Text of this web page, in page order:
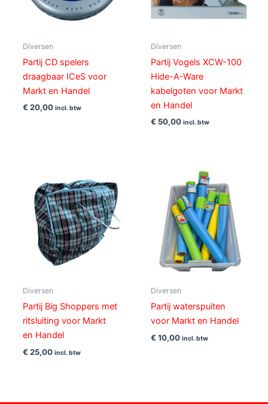
Diversen
Partij CD spelers
draagbaar ICeS voor
Markt en Handel
€ 20,00 incl. btw
Diversen
Partij Vogels XCW-100
Hide-A-Ware
kabelgoten voor Markt
en Handel
€ 50,00 incl. btw
Diversen
Partij Big Shoppers met
ritsluiting voor Markt
en Handel
€ 25,00 incl. btw
Diversen
Partij waterspuiten
voor Markt en Handel
€ 10,00 incl. btw